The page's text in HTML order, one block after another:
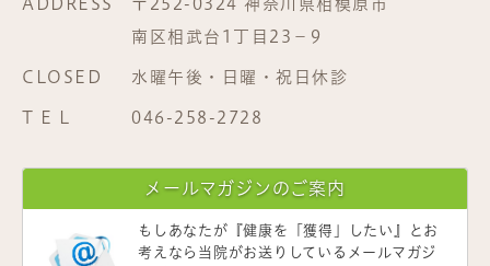
ADDRESS
〒252-0324 神奈川県相模原市
南区相武台1丁目23−9
CLOSED 水曜午後・日曜・祝日休診
T E L 046-258-2728
メールマガジンのご案内
もしあなたが 『健康を「獲得」したい』
とお
考えなら当院がお送りしているメールマガジ